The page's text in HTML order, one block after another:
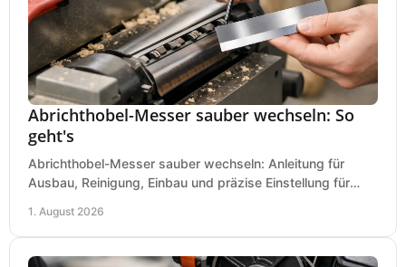
Abrichthobel-Messer sauber wechseln: So
geht's
Abrichthobel-Messer sauber wechseln: Anleitung für
Ausbau, Reinigung, Einbau und präzise Einstellung für
1. August 2026